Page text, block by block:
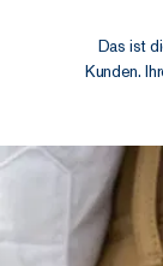
Das ist
Kunden.